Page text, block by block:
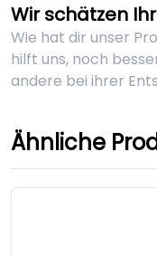
Wir schätzen
Wie hat dir unser
hilft uns, noch
andere bei ihrer
Ähnliche